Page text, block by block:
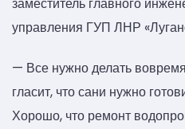
управления ГУП ЛНР
— Все нужно делать
гласит, что сани нужно
Хорошо, что ремонт